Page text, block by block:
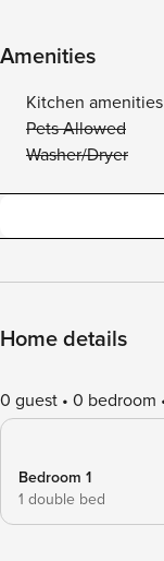
Amenities
Kitchen amenities
Pets Allowed
Washer/Dryer
Home details
0 guest 0 bedroom
Bedroom 1
1 double bed